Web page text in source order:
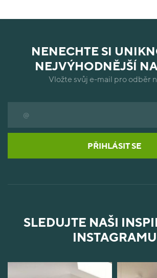
NENECHTE SI
NEJVÝHODNĚJŠÍ
Vložte svůj e-mail pro odběr
PŘIHLÁSIT SE
SLEDUJTE NAŠI
INSTAGRAMU